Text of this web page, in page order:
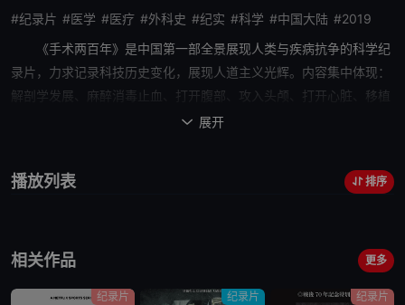
#纪录片 #医学 #医疗 #外科史 #纪实 #科学 #中国大陆 #2019
《手术两百年》是中国第一部全景展现人类与疾病抗争的科学纪
录片，力求记录科技历史变化，展现人道主义光辉。内容集中体现：
解剖学发展、麻醉消毒止血、打开腹部、攻入头颅、打开心脏、移植
置换、癌症、手术未来。剧组历时3年，前往英国、美国、德国、法
呈现手术的发展历程和未来展望。
 展开
播放列表 排序
相关作品 更多
纪录片 纪录片 纪录片